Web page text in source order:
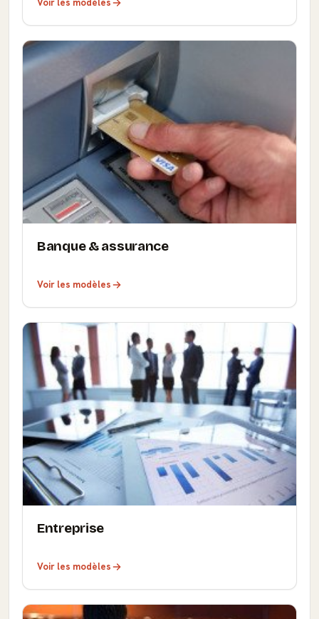
Voir les modèles
Banque & assurance
Voir les modèles
Entreprise
Voir les modèles